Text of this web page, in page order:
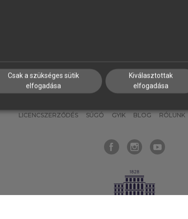
LICENCSZERZŐDÉS SÚGÓ GYIK BLOG RÓLUNK
Csak a szükséges sütik
elfogadása
Kiválasztottak
elfogadása